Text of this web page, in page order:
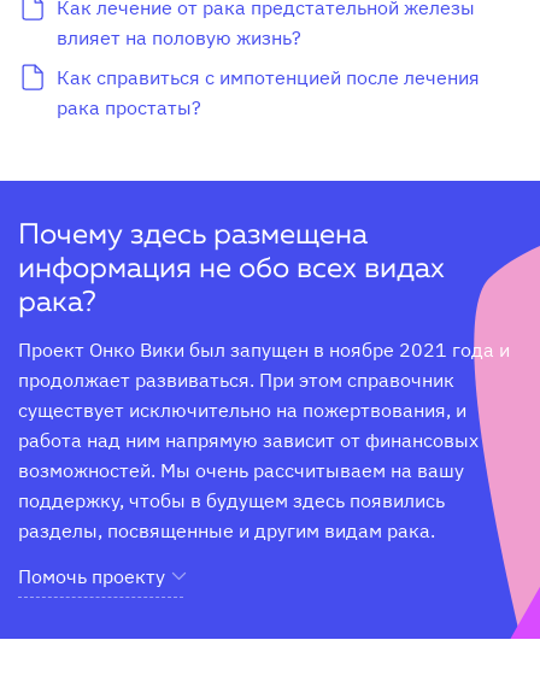
Как лечение от рака предстательной железы
влияет на половую жизнь?
Как справиться с импотенцией после лечения
рака простаты?
Почему здесь размещена
информация не обо всех видах
рака?
Проект Онко Вики был запущен в ноябре 2021 года и
продолжает развиваться. При этом справочник
существует исключительно на пожертвования, и
работа над ним напрямую зависит от финансовых
возможностей. Мы очень рассчитываем на вашу
поддержку, чтобы в будущем здесь появились
разделы, посвященные и другим видам рака.
Помочь проекту